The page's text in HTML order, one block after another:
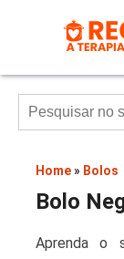
Doces
Air
Lanches
Home » Bolos
Bolo
Aprenda o